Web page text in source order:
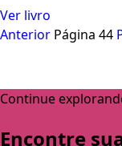
Ver livro
Anterior Página 44
Continue
Encontre